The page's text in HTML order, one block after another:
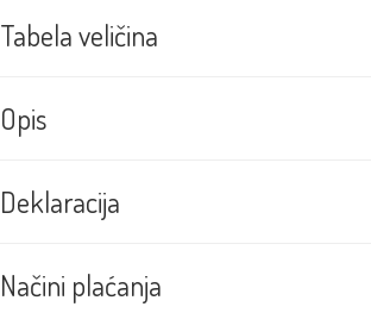
Tabela veličina
Opis
Deklaracija
Načini plaćanja